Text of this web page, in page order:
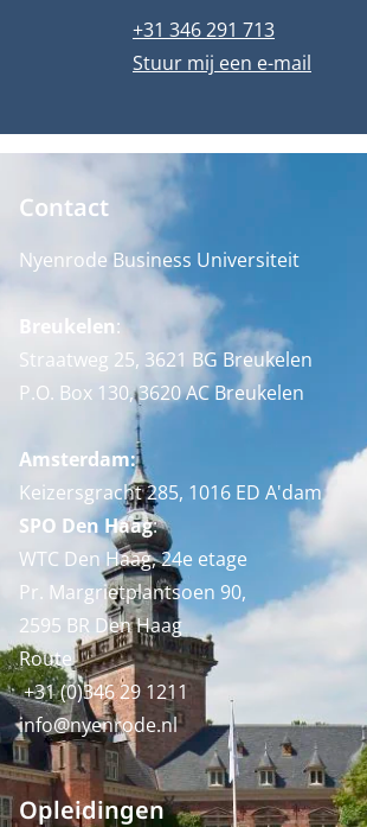
Telefoonnummer
+31 346 291 713
E-mailadres
Stuur mij een e-mail
Contact
Nyenrode Business Universiteit
Breukelen:
Straatweg 25, 3621 BG Breukelen
P.O. Box 130, 3620 AC Breukelen
Amsterdam:
Keizersgracht 285, 1016 ED A'dam
SPO Den Haag:
WTC Den Haag, 24e etage
Pr. Margrietplantsoen 90,
2595 BR Den Haag
Route
+31 (0)346 29 1211
info@nyenrode.nl
Opleidingen